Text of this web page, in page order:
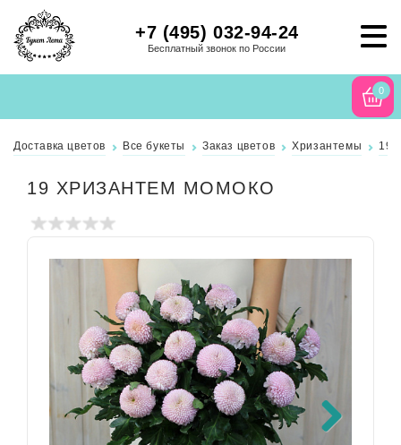
+7 (495) 032-94-24
Бесплатный звонок по России
0
Доставка цветов Все букеты Заказ цветов Хризантемы 19
19 ХРИЗАНТЕМ МОМОКО